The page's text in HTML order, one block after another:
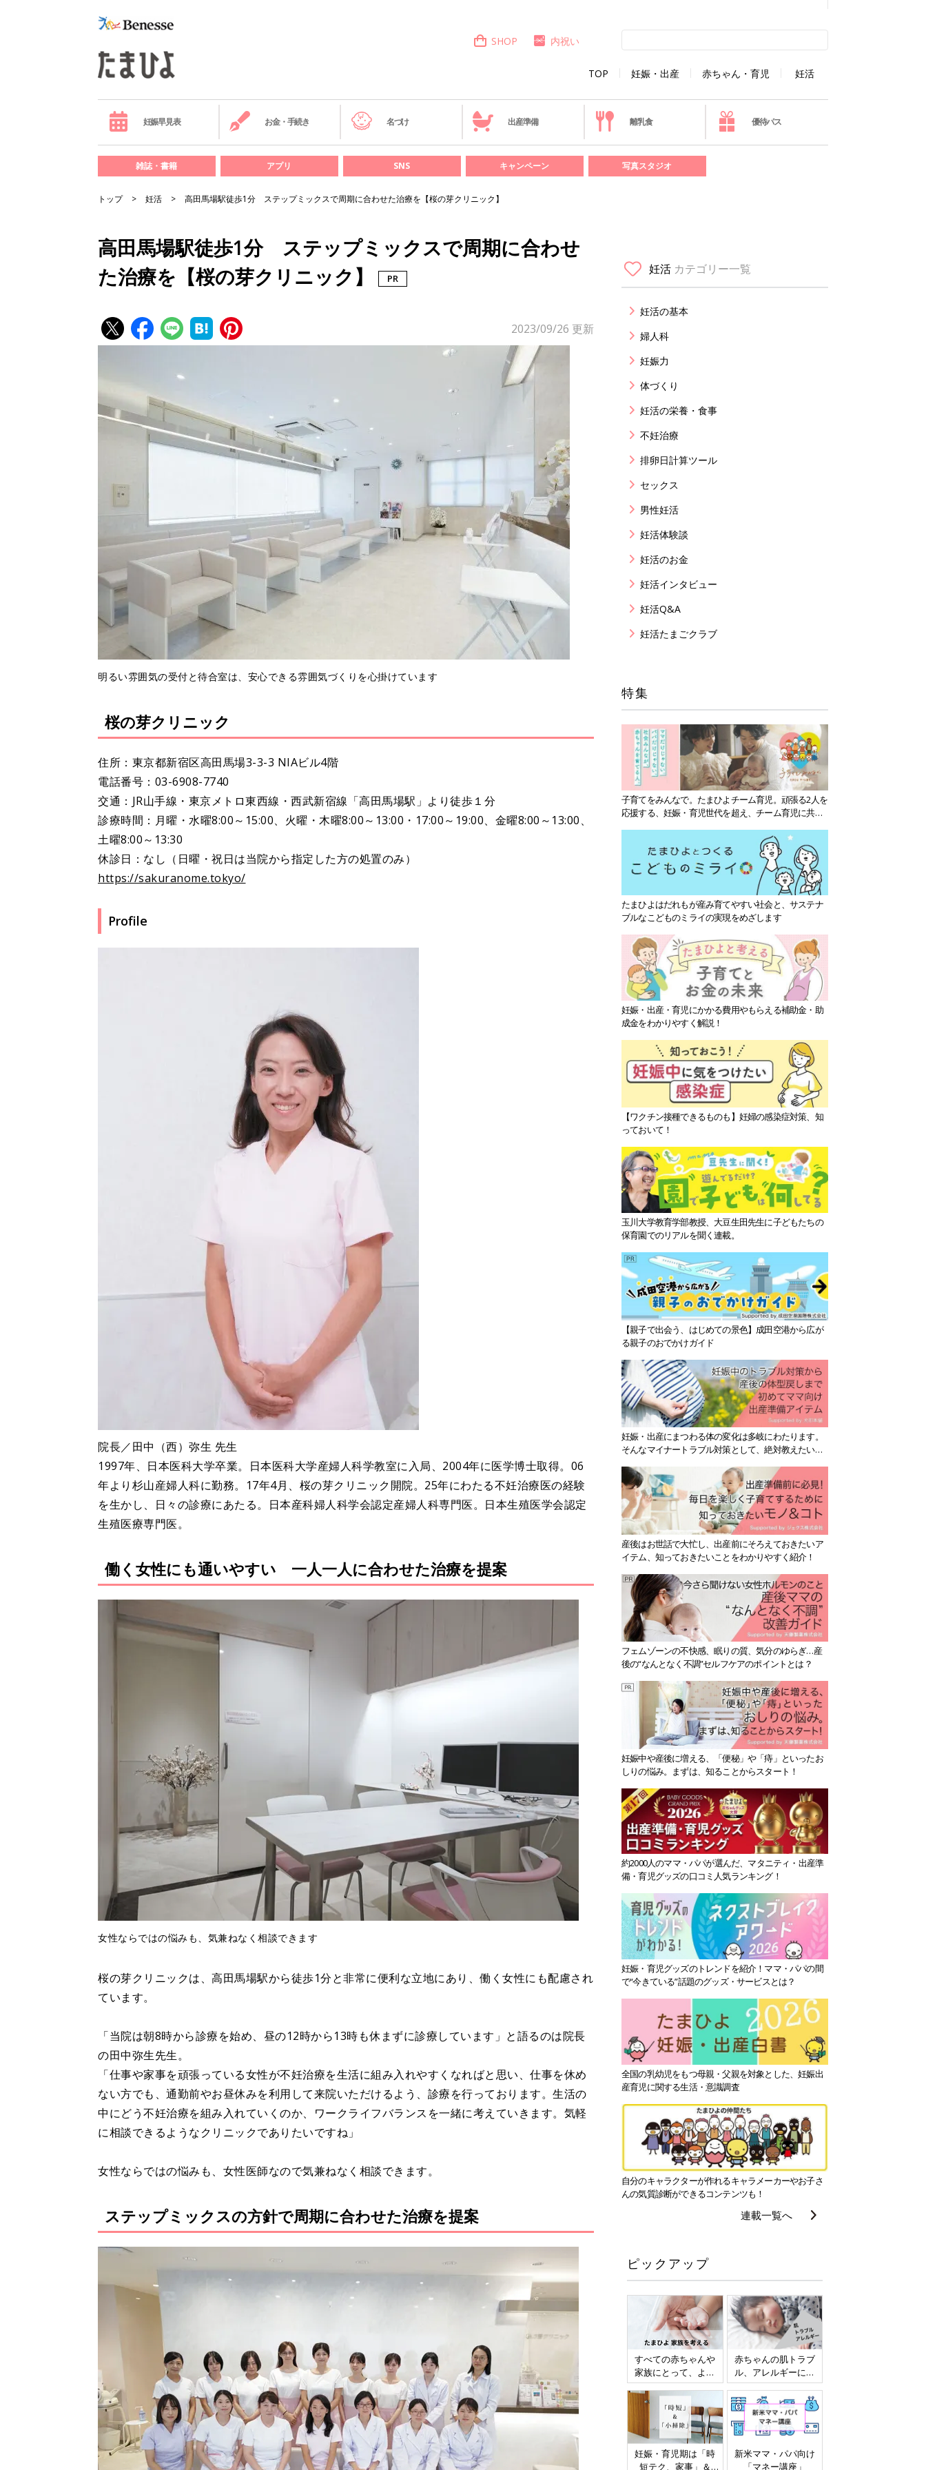
TOP 妊娠・出産 赤ちゃん・育児 妊活
SHOP 内祝い
妊娠早見表 お金・手続き 名づけ 出産準備 離乳食 優待パス
雑誌・書籍 アプリ SNS キャンペーン 写真スタジオ
トップ 妊活 高田馬場駅徒歩1分 ステップミックスで周期に合わせた治療を【桜の芽クリニック】
高田馬場駅徒歩1分 ステップミックスで周期に合わせ
た治療を【桜の芽クリニック】
2023/09/26 更新
明るい雰囲気の受付と待合室は、安心できる雰囲気づくりを心掛けています
桜の芽クリニック
住所：東京都新宿区高田馬場3-3-3 NIAビル4階
電話番号：03-6908-7740
交通：JR山手線・東京メトロ東西線・西武新宿線「高田馬場駅」より徒歩１分
診療時間：月曜・水曜8:00～15:00、火曜・木曜8:00～13:00・17:00～19:00、金曜8:00～13:00、
土曜8:00～13:30
休診日：なし（日曜・祝日は当院から指定した方の処置のみ）
https://sakuranome.tokyo/
Profile
院長／田中（西）弥生 先生
1997年、日本医科大学卒業。日本医科大学産婦人科学教室に入局、2004年に医学博士取得。06
年より杉山産婦人科に勤務。17年4月、桜の芽クリニック開院。25年にわたる不妊治療医の経験
を生かし、日々の診療にあたる。日本産科婦人科学会認定産婦人科専門医。日本生殖医学会認定
生殖医療専門医。
働く女性にも通いやすい 一人一人に合わせた治療を提案
女性ならではの悩みも、気兼ねなく相談できます
桜の芽クリニックは、高田馬場駅から徒歩1分と非常に便利な立地にあり、働く女性にも配慮され
ています。
「当院は朝8時から診療を始め、昼の12時から13時も休まずに診療しています」と語るのは院長
の田中弥生先生。
「仕事や家事を頑張っている女性が不妊治療を生活に組み入れやすくなればと思い、仕事を休め
ない方でも、通勤前やお昼休みを利用して来院いただけるよう、診療を行っております。生活の
中にどう不妊治療を組み入れていくのか、ワークライフバランスを一緒に考えていきます。気軽
に相談できるようなクリニックでありたいですね」
女性ならではの悩みも、女性医師なので気兼ねなく相談できます。
ステップミックスの方針で周期に合わせた治療を提案
妊活 カテゴリー一覧
妊活の基本
婦人科
妊娠力
体づくり
妊活の栄養・食事
不妊治療
排卵日計算ツール
セックス
男性妊活
妊活体験談
妊活のお金
妊活インタビュー
妊活Q&A
妊活たまごクラブ
特集
子育てをみんなで。たまひよチーム育児。頑張る2人を
応援する、妊娠・育児世代を超え、チーム育児に共感
たまひよはだれもが産み育てやすい社会と、サステナ
ブルなこどものミライの実現をめざします
妊娠・出産・育児にかかる費用やもらえる補助金・助
成金をわかりやすく解説！
【ワクチン接種できるものも】妊婦の感染症対策、知
っておいて！
玉川大学教育学部教授、大豆生田先生に子どもたちの
保育園でのリアルを聞く連載。
【親子で出会う、はじめての景色】成田空港から広が
る親子のおでかけガイド
妊娠・出産にまつわる体の変化は多岐にわたります。
そんなマイナートラブル対策として、絶対教えたい！
産後はお世話で大忙し、出産前にそろえておきたいア
イテム、知っておきたいことをわかりやすく紹介！
フェムゾーンの不快感、眠りの質、気分のゆらぎ…産
後の“なんとなく不調”セルフケアのポイントとは？
妊娠中や産後に増える、「便秘」や「痔」といったお
しりの悩み。まずは、知ることからスタート！
約2000人のママ・パパが選んだ、マタニティ・出産準
備・育児グッズの口コミ人気ランキング！
妊娠・育児グッズのトレンドを紹介！ママ・パパの間
で“今きている”話題のグッズ・サービスとは？
全国の乳幼児をもつ母親・父親を対象とした、妊娠出
産育児に関する生活・意識調査
自分のキャラクターが作れるキャラメーカーやお子さ
んの気質診断ができるコンテンツも！
連載一覧へ
ピックアップ
すべての赤ちゃんや
家族にとって、より
よい社会・環境とな
ることをめざしてさ
まざまな課題を取材
し、発信していきま
す
赤ちゃんの肌トラブ
ル、アレルギーにつ
いて
妊娠・育児期は「時
短テク、家事」＆
新米ママ・パパ向け
「マネー講座」